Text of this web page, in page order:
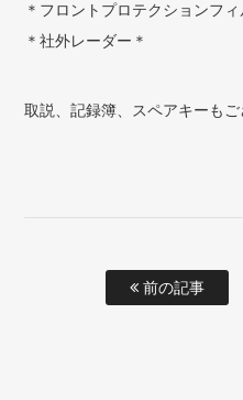
＊フロントプロテクションフィ
＊社外レーダー＊
取説、記録簿、スペアキーもご
前の記事